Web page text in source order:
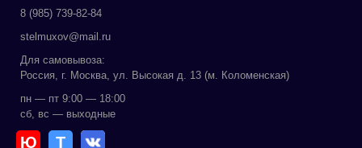
8 (985) 739-82-84
stelmuxov@mail.ru
Для самовывоза:
Россия, г. Москва, ул. Высокая д. 13 (м. Коломенская)
пн — пт 9:00 — 18:00
сб, вс — выходные
Ю Т